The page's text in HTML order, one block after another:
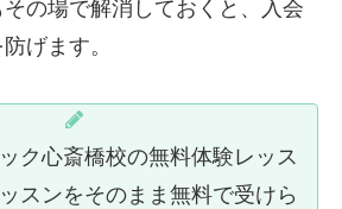
の場で解消しておくと、入会
げます。
ク心斎橋校の無料体験レッス
スンをそのまま無料で受けら